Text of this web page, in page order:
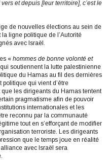
et depuis [leur territoire], c’est le
de nouvelles élections au sein de
ligne politique de l’Autorité
avec Israël.
« hommes de bonne volonté et
soutiennent la lutte palestinienne
du Hamas au fil des dernières
qui vient d’être
les dirigeants du Hamas tentent
pragmatisme afin de pouvoir
internationales et les
reconnu par la communauté
tout en s’efforçant de modifier
terroriste. Les dirigeants
que le temps joue en réalité
avec Israël sera